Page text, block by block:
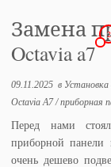
Замена
Octavia a7
2
09.11.2025 в Установка
Octavia A7/приборная
Перед нами
приборной панели
очень дешево